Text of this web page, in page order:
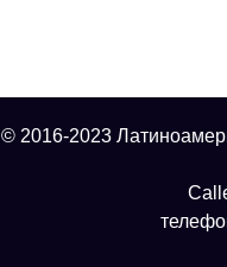
© 2016-2023